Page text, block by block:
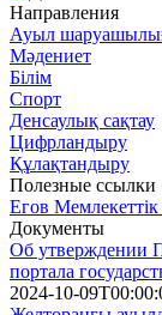
Направления
Ауыл
Мәдениет
Білім
Спорт
Денсаулық сақтау
Цифрландыру
Құлақтандыру
Полезные ссылки
Егов
Документы
Об утверждении
портала
2024-10-